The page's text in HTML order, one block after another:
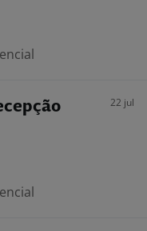
22 jul